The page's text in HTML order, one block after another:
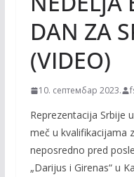
DAN ZA
(VIDEO)
10. септембар 2023.
Reprezentacija Srbije
meč u kvalifikacijama
neposredno pred
„Darijus i Girenas“ u